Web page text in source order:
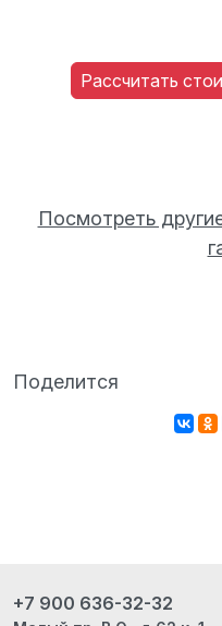
Рассчитать
Посмотреть
Поделится
+7 900 636-32-32